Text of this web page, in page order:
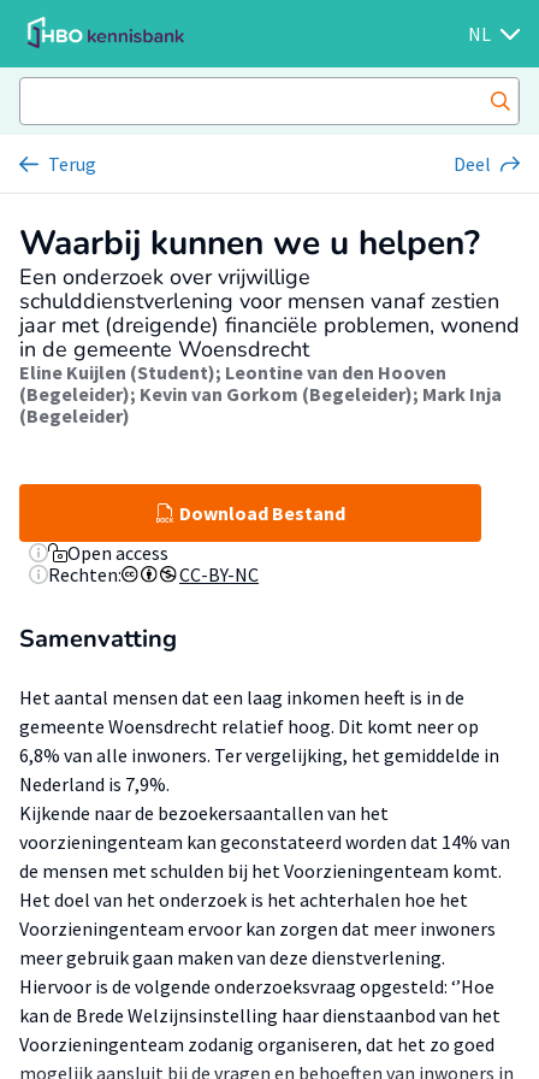
NL
Terug Deel
Waarbij kunnen we u helpen?
Een onderzoek over vrijwillige
schulddienstverlening voor mensen vanaf zestien
jaar met (dreigende) financiële problemen, wonend
in de gemeente Woensdrecht
Eline Kuijlen (Student); Leontine van den Hooven
(Begeleider); Kevin van Gorkom (Begeleider); Mark Inja
(Begeleider)
Download Bestand
Open access
Rechten:
CC-BY-NC
Samenvatting
Het aantal mensen dat een laag inkomen heeft is in de
gemeente Woensdrecht relatief hoog. Dit komt neer op
6,8% van alle inwoners. Ter vergelijking, het gemiddelde in
Nederland is 7,9%.
Kijkende naar de bezoekersaantallen van het
voorzieningenteam kan geconstateerd worden dat 14% van
de mensen met schulden bij het Voorzieningenteam komt.
Het doel van het onderzoek is het achterhalen hoe het
Voorzieningenteam ervoor kan zorgen dat meer inwoners
meer gebruik gaan maken van deze dienstverlening.
Hiervoor is de volgende onderzoeksvraag opgesteld: ‘’Hoe
kan de Brede Welzijnsinstelling haar dienstaanbod van het
Voorzieningenteam zodanig organiseren, dat het zo goed
mogelijk aansluit bij de vragen en behoeften van inwoners in